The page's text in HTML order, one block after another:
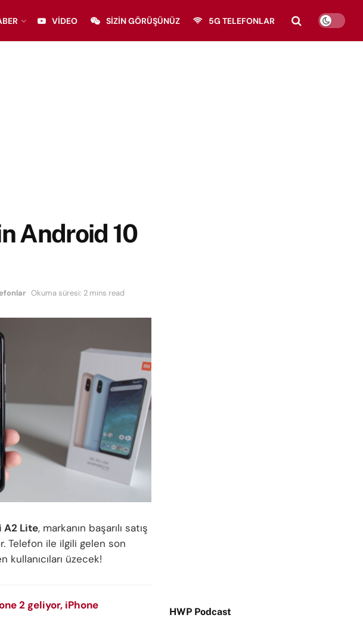
VIDEO SIZIN GÖRÜŞÜNÜZ 5G TELEFONLAR
Android 10
Okuma süresi: 2 mins read
A2 Lite, markanın başarılı satış
Telefon ile ilgili gelen son
kullanıcıları üzecek!
2 geliyor, iPhone
HWP Podcast